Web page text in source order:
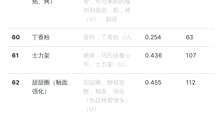
肉和脂肪，熟，烤
（U）、肋排
60 丁香粉 香料，丁香粉（U） 0.254 63
61 士力架
糖果，玛氏快餐公
司，士力架（U）
0.436 107
62
甜甜圈（釉面、
强化）
甜甜圈，酵母发
酵，釉面，强化
（包括蜂蜜馒头）
（U）
0.455 112